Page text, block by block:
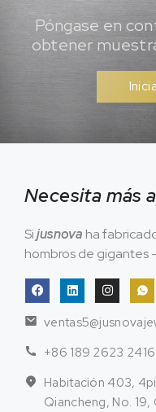
Póngase en
obtener
Necesita más
Sijusnova ha
hombros de gigantes
+86 189 2623 2416
Habitación 403,
Qiancheng, No. 19,